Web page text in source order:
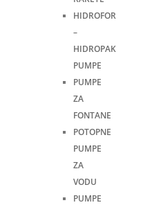
HIDROFOR
–
HIDROPAK
PUMPE
PUMPE
ZA
FONTANE
POTOPNE
PUMPE
ZA
VODU
PUMPE